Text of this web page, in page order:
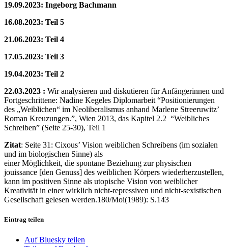
19.09.2023: Ingeborg Bachmann
16.08.2023: Teil 5
21.06.2023: Teil 4
17.05.2023: Teil 3
19.04.2023: Teil 2
22.03.2023 : Wir analysieren und diskutieren für Anfängerinnen und
Fortgeschrittene: Nadine Kegeles Diplomarbeit “Positionierungen
des „Weiblichen“ im Neoliberalismus anhand Marlene Streeruwitz’
Roman Kreuzungen.”, Wien 2013, das Kapitel 2.2 “Weibliches
Schreiben” (Seite 25-30), Teil 1
Zitat: Seite 31: Cixous’ Vision weiblichen Schreibens (im sozialen
und im biologischen Sinne) als
einer Möglichkeit, die spontane Beziehung zur physischen
jouissance [den Genuss] des weiblichen Körpers wiederherzustellen,
kann im positiven Sinne als utopische Vision von weiblicher
Kreativität in einer wirklich nicht-repressiven und nicht-sexistischen
Gesellschaft gelesen werden.180/Moi(1989): S.143
Eintrag teilen
Auf Bluesky teilen